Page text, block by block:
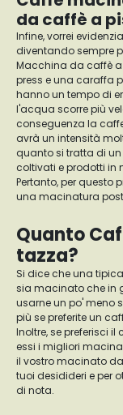
da caffè a
Infine, vorrei
diventando sempre
Macchina da caffè a
press e una caraffa
hanno un tempo di
l'acqua scorre più
conseguenza la
avrà un intensità
quanto si tratta di
coltivati e prodotti in
Pertanto, per questo
una macinatura
Quanto
tazza?
Si dice che una
sia macinato che in
usarne un po' meno
più se preferite un
Inoltre, se preferisci
essi i migliori
il vostro macinato
tuoi desidideri e per
di nota.